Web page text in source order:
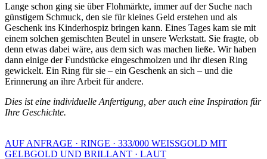
Lange schon ging sie über Flohmärkte, immer auf der Suche nach
günstigem Schmuck, den sie für kleines Geld erstehen und als
Geschenk ins Kinderhospiz bringen kann. Eines Tages kam sie mit
einem solchen gemischten Beutel in unsere Werkstatt. Sie fragte, ob
denn etwas dabei wäre, aus dem sich was machen ließe. Wir haben
dann einige der Fundstücke eingeschmolzen und ihr diesen Ring
gewickelt. Ein Ring für sie – ein Geschenk an sich – und die
Erinnerung an ihre Arbeit für andere.
Dies ist eine individuelle Anfertigung, aber auch eine Inspiration für
Ihre Geschichte.
AUF ANFRAGE · RINGE · 333/000 WEISSGOLD MIT
GELBGOLD UND BRILLANT · LAUT